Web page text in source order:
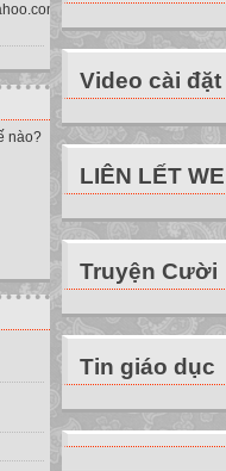
nào?
- Là học sinh
khối lớp 9.
3. Môn thi:
4. Hình thức dự
+ 01 đội = 06
+ 01 đội = 06
* Khối 9 thành
+ 01 đội = 06
( Sau khi thi cấp
OLYMPIC cấp
5. Hình thức tổ
- Phần thi cá
- Phần thi đồng
Video cài đặt
LIÊN LẾT
Truyện Cười
Tin giáo dục